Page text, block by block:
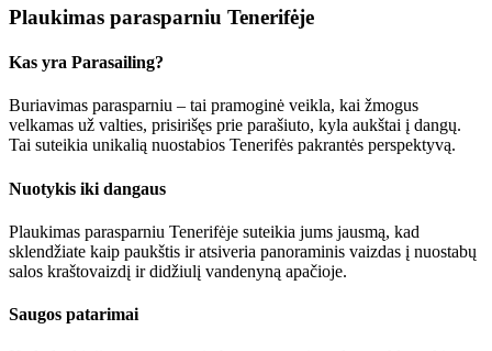
Plaukimas parasparniu Tenerifėje
Kas yra Parasailing?
Buriavimas parasparniu – tai pramoginė veikla, kai žmogus
velkamas už valties, prisirišęs prie parašiuto, kyla aukštai į dangų.
Tai suteikia unikalią nuostabios Tenerifės pakrantės perspektyvą.
Nuotykis iki dangaus
Plaukimas parasparniu Tenerifėje suteikia jums jausmą, kad
sklendžiate kaip paukštis ir atsiveria panoraminis vaizdas į nuostabų
salos kraštovaizdį ir didžiulį vandenyną apačioje.
Saugos patarimai